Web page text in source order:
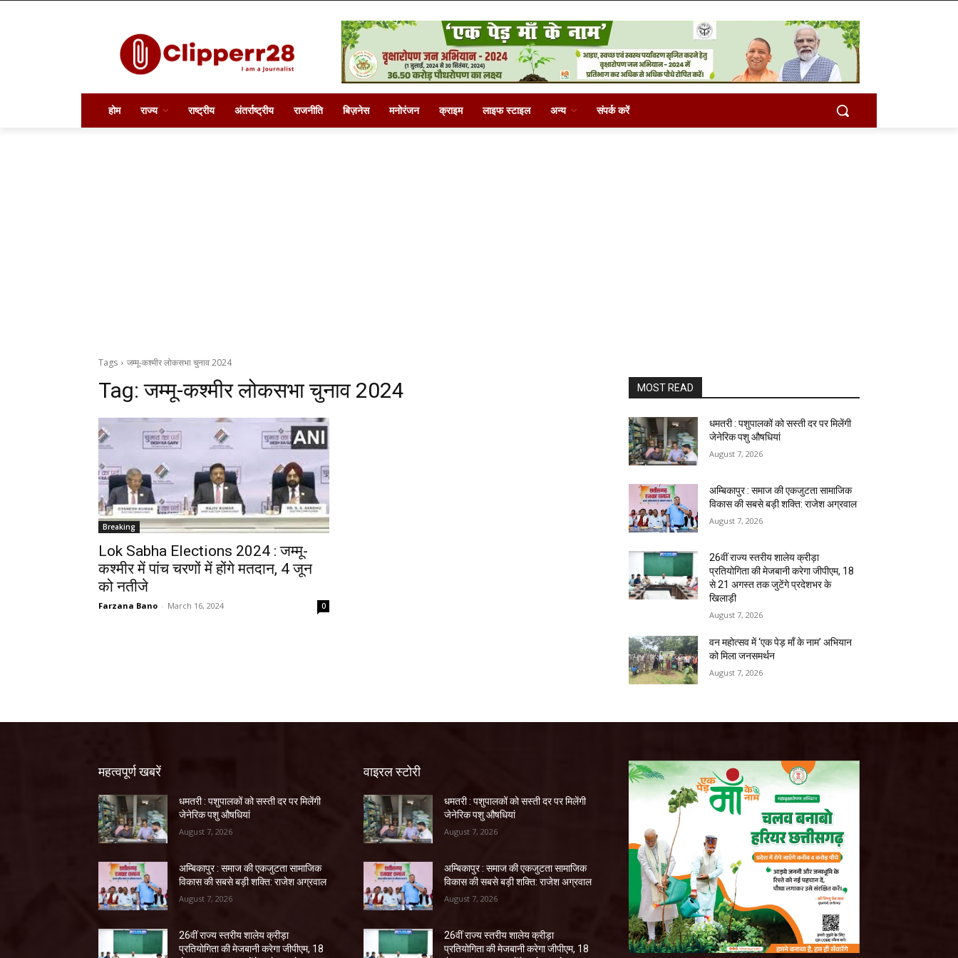
होम राज्य राष्ट्रीय अंतर्राष्ट्रीय राजनीति बिज़नेस मनोरंजन क्राइम लाइफ स्टाइल अन्य संपर्क करें
Tags जम्मू-कश्मीर लोकसभा चुनाव 2024
Tag:जम्मू-कश्मीर लोकसभा चुनाव 2024
Breaking
Lok Sabha Elections 2024 : जम्मू-
कश्मीर में पांच चरणों में होंगे मतदान, 4 जून
को नतीजे
Farzana Bano - March 16, 2024 0
MOST READ
धमतरी : पशुपालकों को सस्ती दर पर मिलेंगी
जेनेरिक पशु औषधियां
August 7, 2026
अम्बिकापुर : समाज की एकजुटता सामाजिक
विकास की सबसे बड़ी शक्ति: राजेश अग्रवाल
August 7, 2026
26वीं राज्य स्तरीय शालेय क्रीड़ा
प्रतियोगिता की मेजबानी करेगा जीपीएम, 18
से 21 अगस्त तक जुटेंगे प्रदेशभर के
खिलाड़ी
August 7, 2026
वन महोत्सव में ‘एक पेड़ माँ के नाम’ अभियान
को मिला जनसमर्थन
August 7, 2026
महत्वपूर्ण खबरें
धमतरी : पशुपालकों को सस्ती दर पर मिलेंगी
जेनेरिक पशु औषधियां
August 7, 2026
अम्बिकापुर : समाज की एकजुटता सामाजिक
विकास की सबसे बड़ी शक्ति: राजेश अग्रवाल
August 7, 2026
26वीं राज्य स्तरीय शालेय क्रीड़ा
प्रतियोगिता की मेजबानी करेगा जीपीएम, 18
वाइरल स्टोरी
धमतरी : पशुपालकों को सस्ती दर पर मिलेंगी
जेनेरिक पशु औषधियां
August 7, 2026
अम्बिकापुर : समाज की एकजुटता सामाजिक
विकास की सबसे बड़ी शक्ति: राजेश अग्रवाल
August 7, 2026
26वीं राज्य स्तरीय शालेय क्रीड़ा
प्रतियोगिता की मेजबानी करेगा जीपीएम, 18